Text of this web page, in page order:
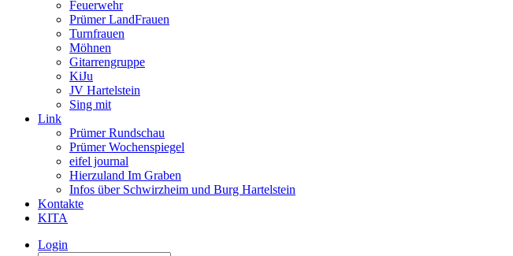
Feuerwehr
Prümer LandFrauen
Turnfrauen
Möhnen
Gitarrengruppe
KiJu
JV Hartelstein
Sing mit
Link
Prümer Rundschau
Prümer Wochenspiegel
eifel journal
Hierzuland Im Graben
Infos über Schwirzheim und Burg Hartelstein
Kontakte
KITA
Login